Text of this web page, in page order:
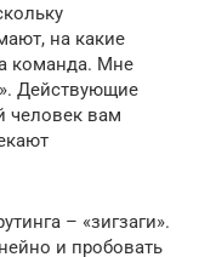
на какие
команда. Мне
Действующие
человек вам
– «зигзаги».
и пробовать